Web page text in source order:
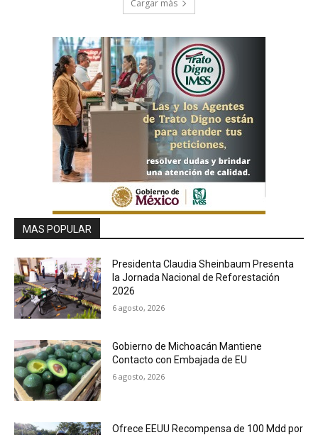
Cargar más
MAS POPULAR
Presidenta Claudia Sheinbaum Presenta
la Jornada Nacional de Reforestación
2026
6 agosto, 2026
Gobierno de Michoacán Mantiene
Contacto con Embajada de EU
6 agosto, 2026
Ofrece EEUU Recompensa de 100 Mdd por